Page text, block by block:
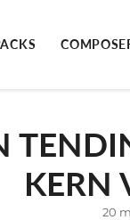
KERN
20